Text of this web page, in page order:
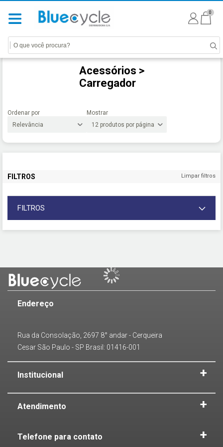
0
Acessórios >
Carregador
Ordenar por Mostrar
FILTROS Limpar filtros
FILTROS
Endereço
Rua da Consolação, 2697 8° andar - Cerqueira
Cesar São Paulo - SP Brasil: 01416-001
Institucional
Atendimento
Telefone para contato